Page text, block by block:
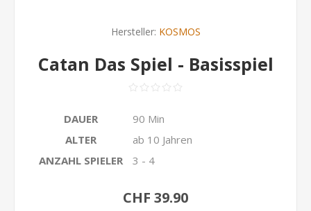
Hersteller: KOSMOS
Catan Das Spiel - Basisspiel
DAUER
90 Min
ALTER
ab 10 Jahren
ANZAHL SPIELER
3 - 4
CHF 39.90